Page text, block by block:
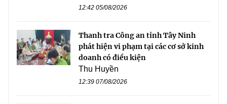
12:42 05/08/2026
Thanh tra Công an tỉnh Tây Ninh
phát hiện vi phạm tại các cơ sở kinh
doanh có điều kiện
Thu Huyền
12:39 07/08/2026